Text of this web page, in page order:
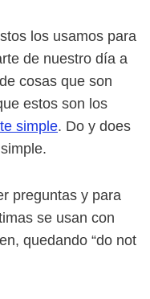
los usamos para
de nuestro día a
cosas que son
estos son los
simple. Do y does
preguntas y para
se usan con
quedando “do not